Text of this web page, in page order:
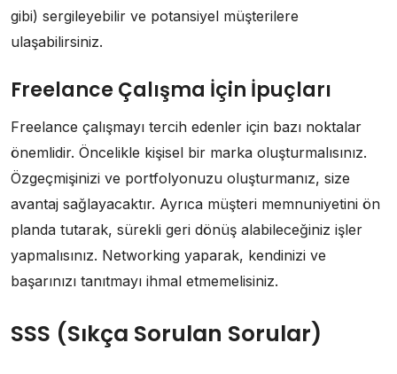
gibi) sergileyebilir ve potansiyel müşterilere
ulaşabilirsiniz.
Freelance Çalışma İçin İpuçları
Freelance çalışmayı tercih edenler için bazı noktalar
önemlidir. Öncelikle kişisel bir marka oluşturmalısınız.
Özgeçmişinizi ve portfolyonuzu oluşturmanız, size
avantaj sağlayacaktır. Ayrıca müşteri memnuniyetini ön
planda tutarak, sürekli geri dönüş alabileceğiniz işler
yapmalısınız. Networking yaparak, kendinizi ve
başarınızı tanıtmayı ihmal etmemelisiniz.
SSS (Sıkça Sorulan Sorular)